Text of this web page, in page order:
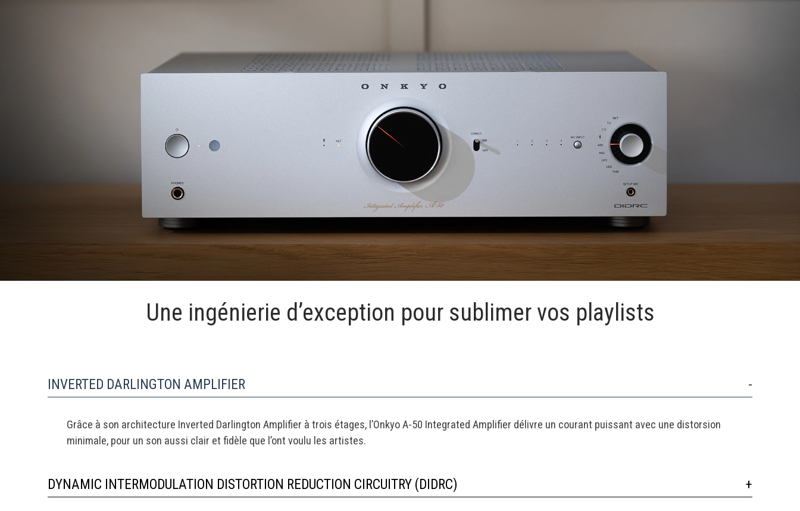
Une ingénierie d’exception pour sublimer vos playlists
INVERTED DARLINGTON AMPLIFIER
Grâce à son architecture Inverted Darlington Amplifier à trois étages, l’Onkyo A-50 Integrated Amplifier délivre un courant puissant avec une distorsion
minimale, pour un son aussi clair et fidèle que l’ont voulu les artistes.
DYNAMIC INTERMODULATION DISTORTION REDUCTION CIRCUITRY (DIDRC)